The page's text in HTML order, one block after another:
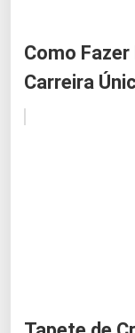
Como
Carreira